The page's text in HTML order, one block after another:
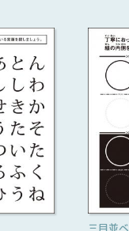
三目並べ